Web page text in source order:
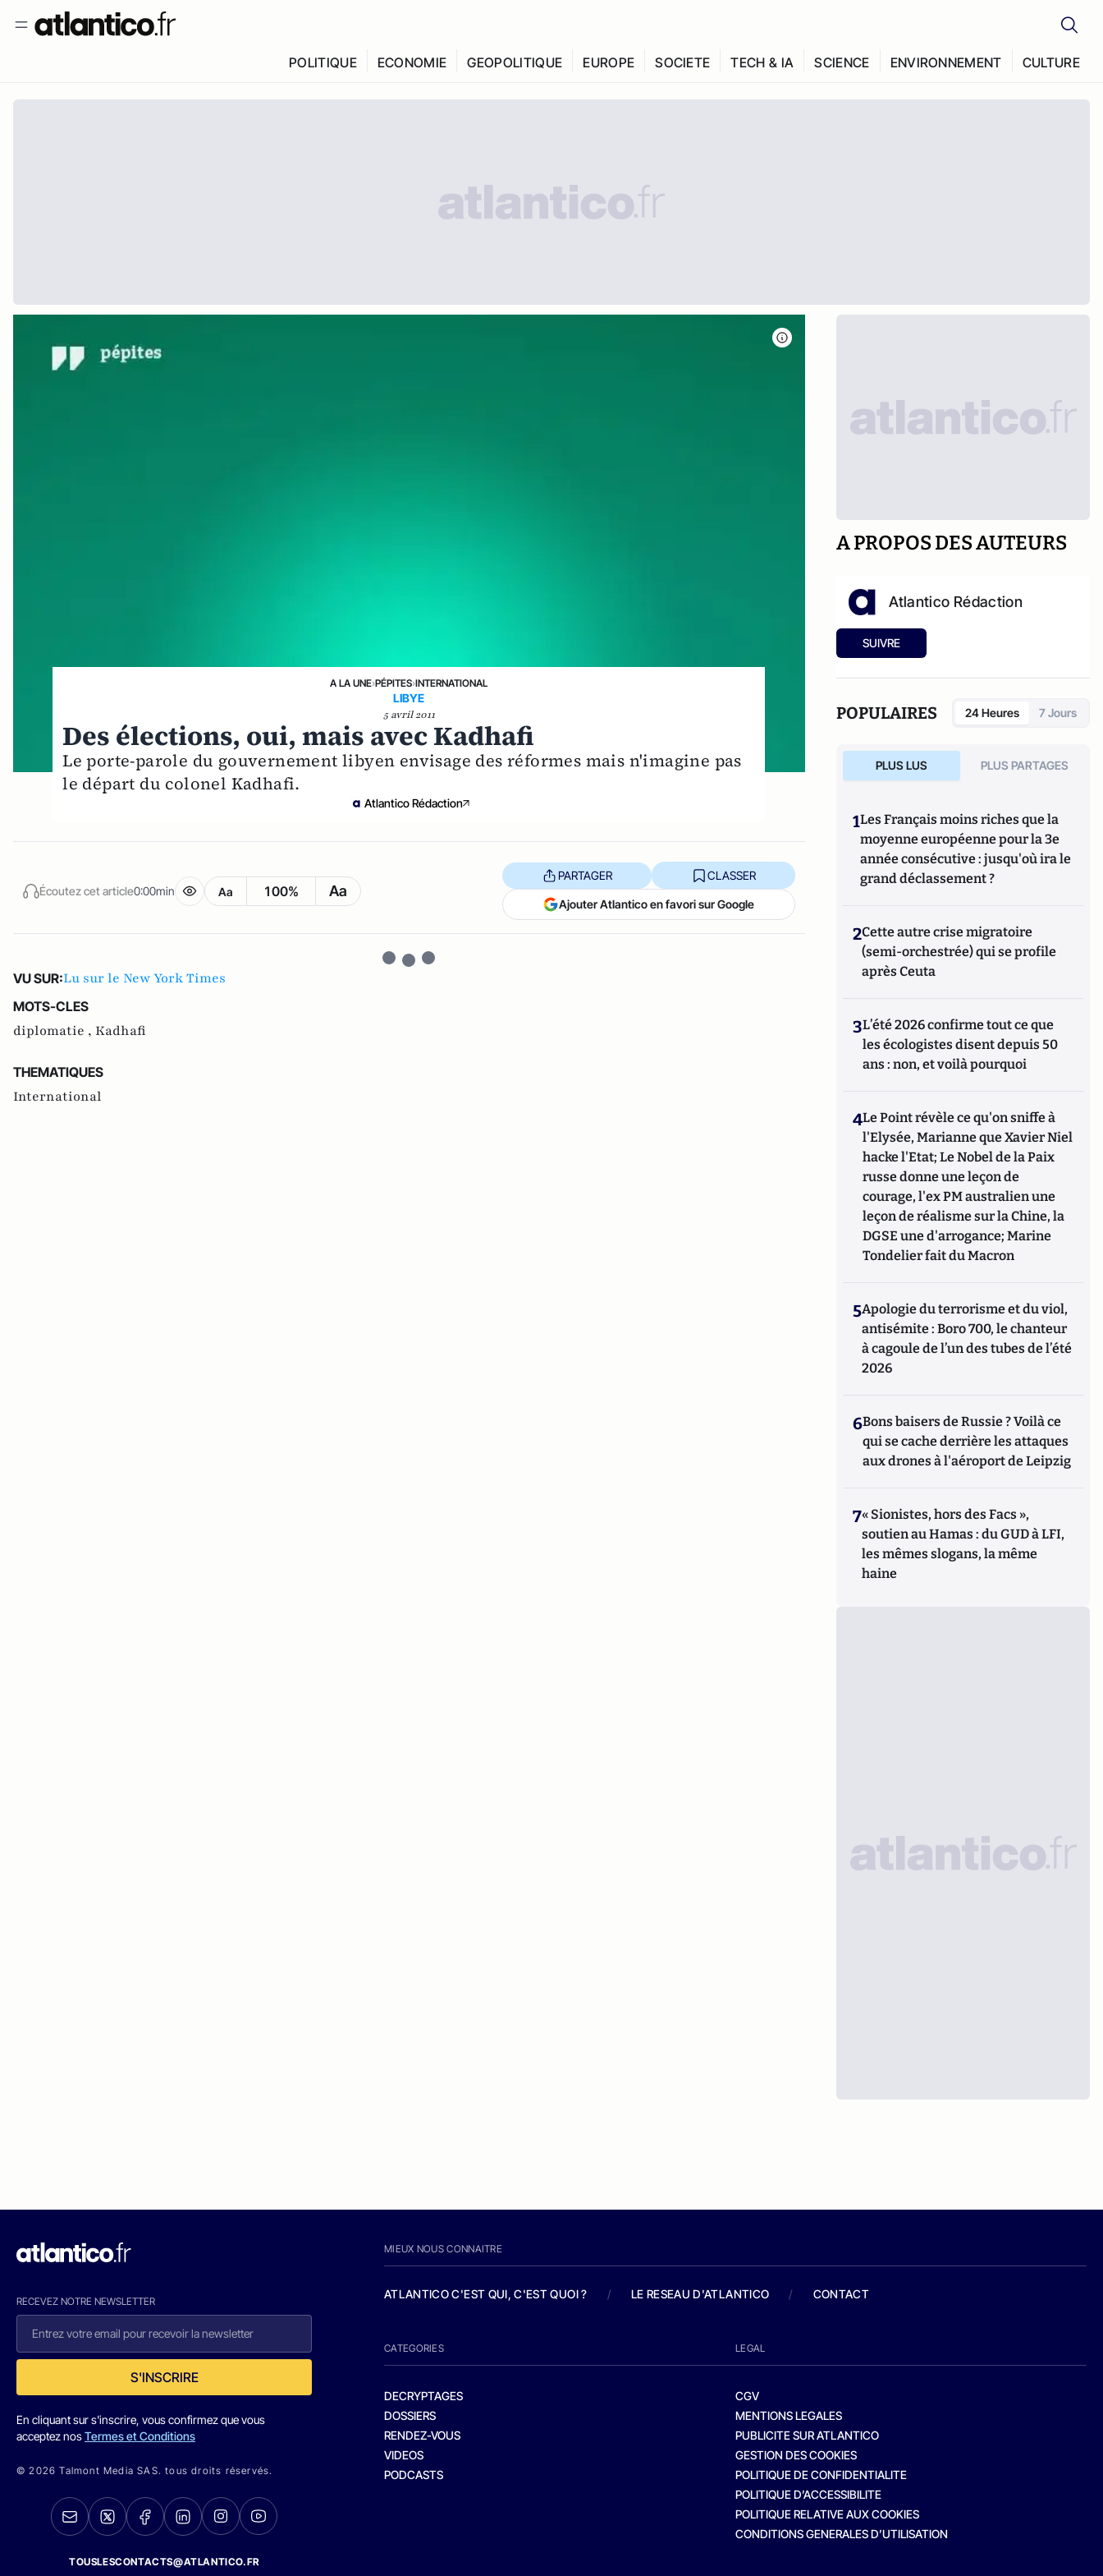
POLITIQUE ECONOMIE GEOPOLITIQUE EUROPE SOCIETE TECH & IA SCIENCE ENVIRONNEMENT CULTURE
A LA UNE›PÉPITES›INTERNATIONAL
LIBYE
5 avril 2011
Des élections, oui, mais avec Kadhafi
Le porte-parole du gouvernement libyen envisage des réformes mais n'imagine pas
le départ du colonel Kadhafi.
Atlantico Rédaction
Écoutez cet article0:00min Aa 100% Aa
PARTAGER CLASSER
Ajouter Atlantico en favori sur Google
VU SUR:Lu sur le New York Times
MOTS-CLES
diplomatie , Kadhafi
THEMATIQUES
International
A PROPOS DES AUTEURS
Atlantico Rédaction
SUIVRE
POPULAIRES 24 Heures 7 Jours
PLUS LUS PLUS PARTAGES
1Les Français moins riches que la
moyenne européenne pour la 3e
année consécutive : jusqu'où ira le
grand déclassement ?
2Cette autre crise migratoire
(semi-orchestrée) qui se profile
après Ceuta
3L’été 2026 confirme tout ce que
les écologistes disent depuis 50
ans : non, et voilà pourquoi
4Le Point révèle ce qu'on sniffe à
l'Elysée, Marianne que Xavier Niel
hacke l'Etat; Le Nobel de la Paix
russe donne une leçon de
courage, l'ex PM australien une
leçon de réalisme sur la Chine, la
DGSE une d'arrogance; Marine
Tondelier fait du Macron
5Apologie du terrorisme et du viol,
antisémite : Boro 700, le chanteur
à cagoule de l’un des tubes de l’été
2026
6Bons baisers de Russie ? Voilà ce
qui se cache derrière les attaques
aux drones à l'aéroport de Leipzig
7« Sionistes, hors des Facs »,
soutien au Hamas : du GUD à LFI,
les mêmes slogans, la même
haine
RECEVEZ NOTRE NEWSLETTER
S'INSCRIRE
En cliquant sur s'inscrire, vous confirmez que vous
acceptez nosTermes et Conditions
© 2026 Talmont Media SAS. tous droits réservés.
TOUSLESCONTACTS@ATLANTICO.FR
MIEUX NOUS CONNAITRE
ATLANTICO C'EST QUI, C'EST QUOI ? / LE RESEAU D'ATLANTICO / CONTACT
CATEGORIES
DECRYPTAGES
DOSSIERS
RENDEZ-VOUS
VIDEOS
PODCASTS
LEGAL
CGV
MENTIONS LEGALES
PUBLICITE SUR ATLANTICO
GESTION DES COOKIES
POLITIQUE DE CONFIDENTIALITE
POLITIQUE D’ACCESSIBILITE
POLITIQUE RELATIVE AUX COOKIES
CONDITIONS GENERALES D’UTILISATION